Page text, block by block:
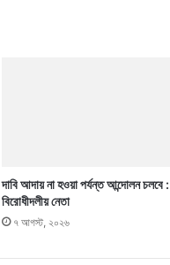
দাবি আদায় না হওয়া পর্যন্ত আন্দোলন চলবে :
বিরোধীদলীয় নেতা
৭ আগস্ট, ২০২৬